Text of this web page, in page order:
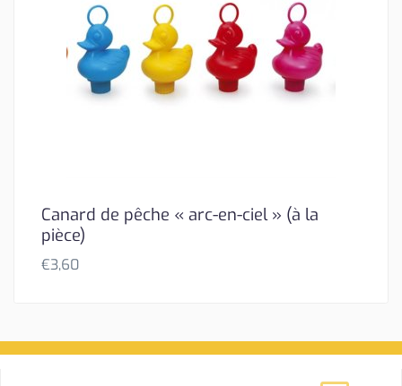
Canard de pêche « arc-en-ciel » (à la
pièce)
€3,60